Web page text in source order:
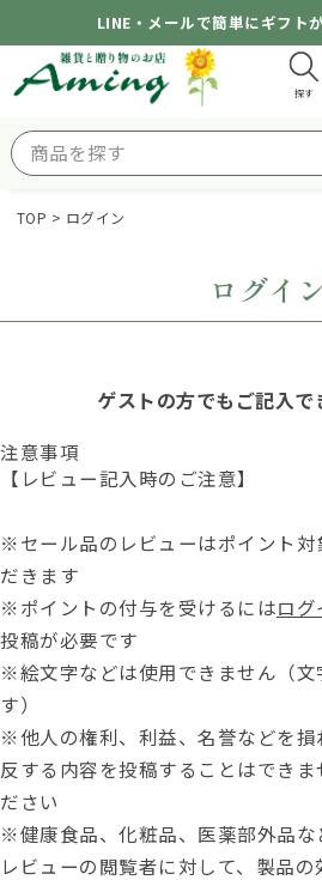
LINE・メールで簡単にギフト
探す
TOP ログイン
ログイ
ゲストの方でもご記入で
注意事項
【レビュー記入時のご注意】
※セール品のレビューはポイント対
だきます
※ポイントの付与を受けるにはログ
投稿が必要です
※絵文字などは使用できません（文
す）
※他人の権利、利益、名誉などを損
反する内容を投稿することはできま
ださい
※健康食品、化粧品、医薬部外品な
レビューの閲覧者に対して、製品